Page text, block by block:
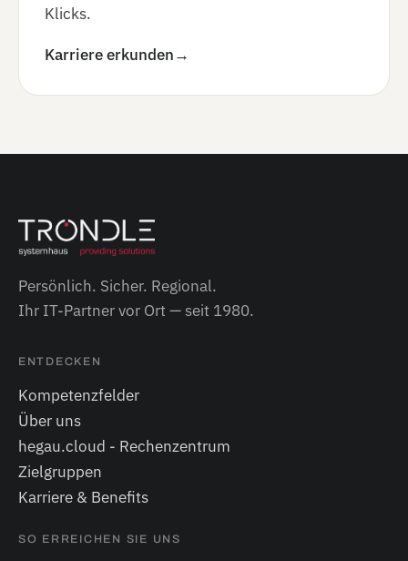
Klicks.
Karriere erkunden→
Persönlich. Sicher. Regional.
Ihr IT-Partner vor Ort — seit 1980.
ENTDECKEN
Kompetenzfelder
Über uns
hegau.cloud - Rechenzentrum
Zielgruppen
Karriere & Benefits
SO ERREICHEN SIE UNS